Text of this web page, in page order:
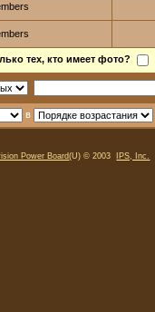
тех, кто имеет фото?
в
Power Board(U) © 2003 IPS, Inc.